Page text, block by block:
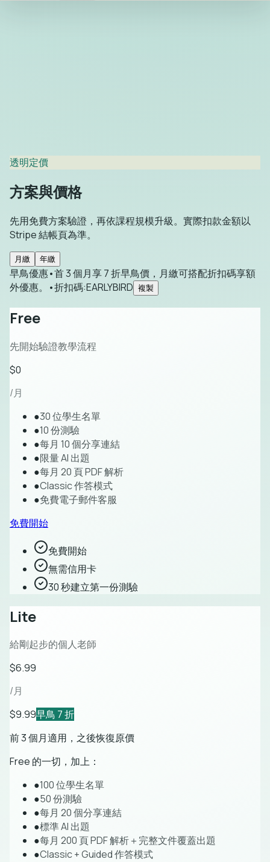
透明定價
方案與價格
先用免費方案驗證，再依課程規模升級。實際扣款金額以
Stripe 結帳頁為準。
月繳 年繳
早鳥優惠•首 3 個月享 7 折早鳥價，月繳可搭配折扣碼享額
外優惠。
•折扣碼:EARLYBIRD 複製
Free
先開始驗證教學流程
$0
/月
●30 位學生名單
●10 份測驗
●每月 10 個分享連結
●限量 AI 出題
●每月 20 頁 PDF 解析
●Classic 作答模式
●免費電子郵件客服
免費開始
免費開始
無需信用卡
30 秒建立第一份測驗
Lite
給剛起步的個人老師
$6.99
/月
$9.99早鳥 7 折
前 3 個月適用，之後恢復原價
Free 的一切，加上：
●100 位學生名單
●50 份測驗
●每月 20 個分享連結
●標準 AI 出題
●每月 200 頁 PDF 解析＋完整文件覆蓋出題
●Classic + Guided 作答模式